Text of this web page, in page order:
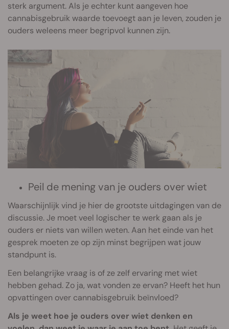
sterk argument. Als je echter kunt aangeven hoe
cannabisgebruik waarde toevoegt aan je leven, zouden je
ouders weleens meer begripvol kunnen zijn.
Peil de mening van je ouders over wiet
Waarschijnlijk vind je hier de grootste uitdagingen van de
discussie. Je moet veel logischer te werk gaan als je
ouders er niets van willen weten. Aan het einde van het
gesprek moeten ze op zijn minst begrijpen wat jouw
standpunt is.
Een belangrijke vraag is of ze zelf ervaring met wiet
hebben gehad. Zo ja, wat vonden ze ervan? Heeft het hun
opvattingen over cannabisgebruik beïnvloed?
Als je weet hoe je ouders over wiet denken en